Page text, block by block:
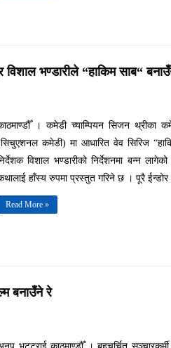
भण्डारीले “हाकिम साब“
। कमेडी च्याम्पियन सिजन थ्रीका
कमेडी) मा आधारित वेव सिरिज
विशाल भण्डारीको निर्देशनमा बन्न
हाँस्य रुपमा प्रस्तुत गरिने छ । पूरै ईन्डोर
Read More »
बनाउँने रे